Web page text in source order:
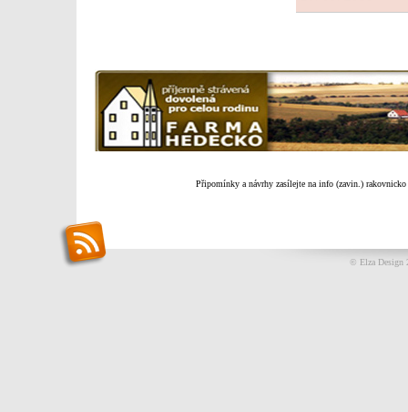
Připomínky a návrhy zasílejte na info (zavin.) rakovnicko
© Elza Design